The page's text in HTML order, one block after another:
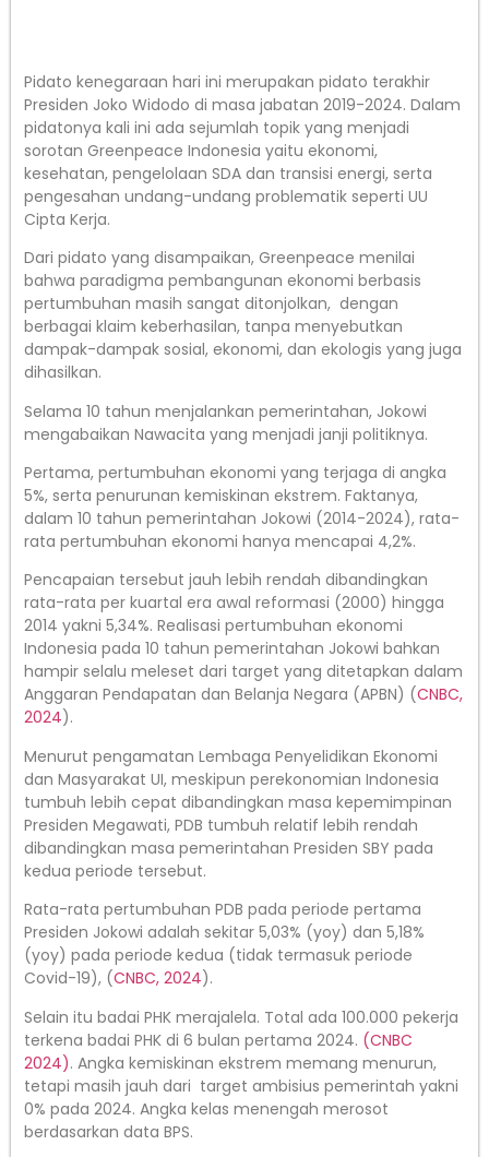
Pidato kenegaraan hari ini merupakan pidato terakhir
Presiden Joko Widodo di masa jabatan 2019-2024. Dalam
pidatonya kali ini ada sejumlah topik yang menjadi
sorotan Greenpeace Indonesia yaitu ekonomi,
kesehatan, pengelolaan SDA dan transisi energi, serta
pengesahan undang-undang problematik seperti UU
Cipta Kerja.
Dari pidato yang disampaikan, Greenpeace menilai
bahwa paradigma pembangunan ekonomi berbasis
pertumbuhan masih sangat ditonjolkan, dengan
berbagai klaim keberhasilan, tanpa menyebutkan
dampak-dampak sosial, ekonomi, dan ekologis yang juga
dihasilkan.
Selama 10 tahun menjalankan pemerintahan, Jokowi
mengabaikan Nawacita yang menjadi janji politiknya.
Pertama, pertumbuhan ekonomi yang terjaga di angka
5%, serta penurunan kemiskinan ekstrem. Faktanya,
dalam 10 tahun pemerintahan Jokowi (2014-2024), rata-
rata pertumbuhan ekonomi hanya mencapai 4,2%.
Pencapaian tersebut jauh lebih rendah dibandingkan
rata-rata per kuartal era awal reformasi (2000) hingga
2014 yakni 5,34%. Realisasi pertumbuhan ekonomi
Indonesia pada 10 tahun pemerintahan Jokowi bahkan
hampir selalu meleset dari target yang ditetapkan dalam
Anggaran Pendapatan dan Belanja Negara (APBN) (CNBC,
2024).
Menurut pengamatan Lembaga Penyelidikan Ekonomi
dan Masyarakat UI, meskipun perekonomian Indonesia
tumbuh lebih cepat dibandingkan masa kepemimpinan
Presiden Megawati, PDB tumbuh relatif lebih rendah
dibandingkan masa pemerintahan Presiden SBY pada
kedua periode tersebut.
Rata-rata pertumbuhan PDB pada periode pertama
Presiden Jokowi adalah sekitar 5,03% (yoy) dan 5,18%
(yoy) pada periode kedua (tidak termasuk periode
Covid-19), (CNBC, 2024).
Selain itu badai PHK merajalela. Total ada 100.000 pekerja
terkena badai PHK di 6 bulan pertama 2024. (CNBC
2024). Angka kemiskinan ekstrem memang menurun,
tetapi masih jauh dari target ambisius pemerintah yakni
0% pada 2024. Angka kelas menengah merosot
berdasarkan data BPS. ​​